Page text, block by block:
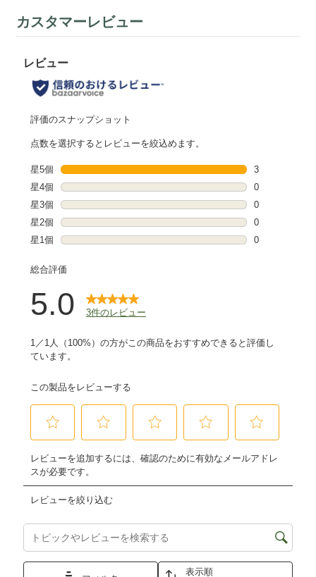
カスタマーレビュー